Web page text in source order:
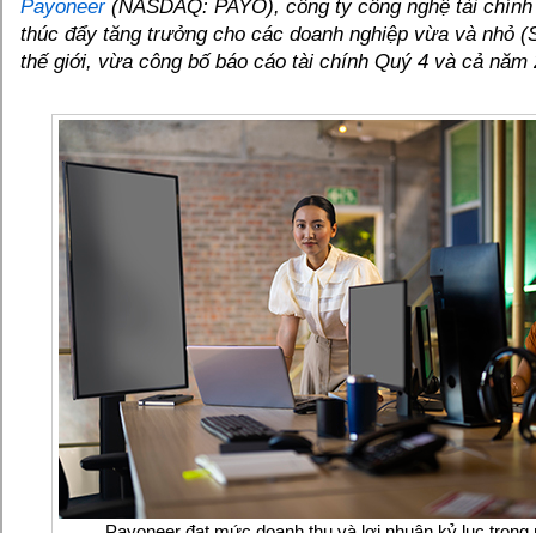
Payoneer(NASDAQ: PAYO), công ty công nghệ tài
thúc đẩy tăng trưởng cho các doanh nghiệp vừa và nhỏ
thế giới, vừa công bố báo cáo tài chính Quý 4 và cả năm